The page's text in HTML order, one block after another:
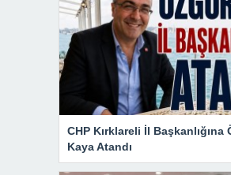
CHP Kırklareli İl Başkanlığına
Kaya Atandı